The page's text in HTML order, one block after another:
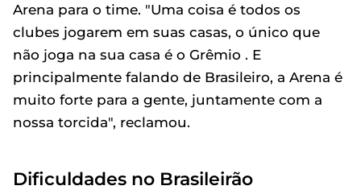
Arena para o time. "Uma coisa é todos os
clubes jogarem em suas casas, o único que
não joga na sua casa é o Grêmio . E
principalmente falando de Brasileiro, a Arena é
muito forte para a gente, juntamente com a
nossa torcida", reclamou.
Dificuldades no Brasileirão